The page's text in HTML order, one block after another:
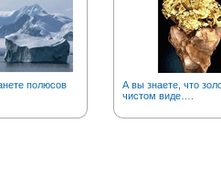
полюсов
А вы знаете, что
чистом виде….